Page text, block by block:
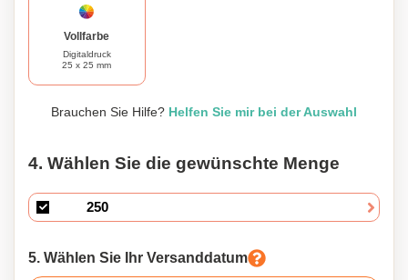
Vollfarbe
Digitaldruck
25 x 25 mm
Brauchen Sie Hilfe? Helfen Sie mir bei der Auswahl
4. Wählen Sie die gewünschte Menge
5. Wählen Sie Ihr Versanddatum